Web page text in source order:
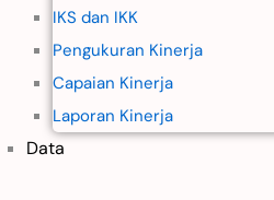
IKS dan IKK
Pengukuran Kinerja
Capaian Kinerja
Laporan Kinerja
Data